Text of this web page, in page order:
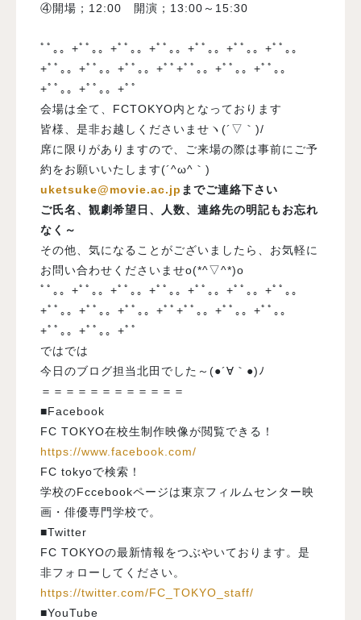
④開場；12:00 開演；13:00～15:30
ﾟﾟ｡。+ﾟﾟ｡。+ﾟﾟ｡。+ﾟﾟ｡。+ﾟﾟ｡。+ﾟﾟ｡。+ﾟﾟ｡。
+ﾟﾟ｡。+ﾟﾟ｡。+ﾟﾟ｡。+ﾟﾟ+ﾟﾟ｡。+ﾟﾟ｡。+ﾟﾟ｡。
+ﾟﾟ｡。+ﾟﾟ｡。+ﾟﾟ
会場は全て、FCTOKYO内となっております
皆様、是非お越しくださいませヽ(´▽｀)/
席に限りがありますので、ご来場の際は事前にご予
約をお願いいたします(´^ω^｀)
uketsuke@movie.ac.jp までご連絡下さい
ご氏名、観劇希望日、人数、連絡先の明記もお忘れ
なく～
その他、気になることがございましたら、お気軽に
お問い合わせくださいませo(*^▽^*)o
ﾟﾟ｡。+ﾟﾟ｡。+ﾟﾟ｡。+ﾟﾟ｡。+ﾟﾟ｡。+ﾟﾟ｡。+ﾟﾟ｡。
+ﾟﾟ｡。+ﾟﾟ｡。+ﾟﾟ｡。+ﾟﾟ+ﾟﾟ｡。+ﾟﾟ｡。+ﾟﾟ｡。
+ﾟﾟ｡。+ﾟﾟ｡。+ﾟﾟ
ではでは
今日のブログ担当北田でした～(●´∀｀●)ﾉ
＝＝＝＝＝＝＝＝＝＝＝＝
■Facebook
FC TOKYO在校生制作映像が閲覧できる！
https://www.facebook.com/
FC tokyoで検索！
学校のFccebookページは東京フィルムセンター映
画・俳優専門学校で。
■Twitter
FC TOKYOの最新情報をつぶやいております。是
非フォローしてください。
https://twitter.com/FC_TOKYO_staff/
■YouTube